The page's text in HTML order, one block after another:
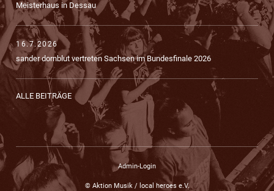
Meisterhaus in Dessau
16.7.2026
sander dornblut vertreten Sachsen im Bundesfinale 2026
ALLE BEITRÄGE
Admin-Login
© Aktion Musik / local heroes e.V.